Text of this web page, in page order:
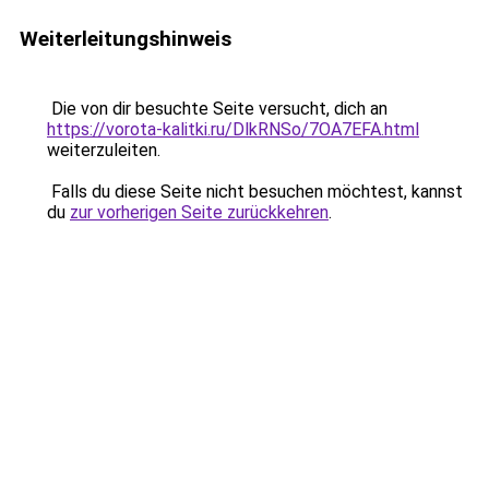
Weiterleitungshinweis
Die von dir besuchte Seite versucht, dich an
https://vorota-kalitki.ru/DlkRNSo/7OA7EFA.html
weiterzuleiten.
Falls du diese Seite nicht besuchen möchtest, kannst
du zur vorherigen Seite zurückkehren.